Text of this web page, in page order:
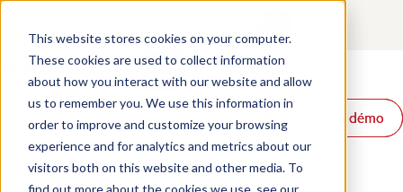
This website stores cookies on your computer.
These cookies are used to collect information
about how you interact with our website and allow
us to remember you. We use this information in
order to improve and customize your browsing
experience and for analytics and metrics about our
visitors both on this website and other media. To
find out more about the cookies we use, see our
Produits
Solutions
Ressources
Réserver une démo
Réserver une démo
Home / Fr / Blog / Call Center Management